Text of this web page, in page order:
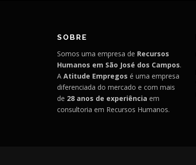
SOBRE
Somos uma empresa de Recursos
Humanos em São José dos Campos.
A Atitude Empregos é uma empresa
diferenciada do mercado e com mais
de 28 anos de experiência em
consultoria em Recursos Humanos.